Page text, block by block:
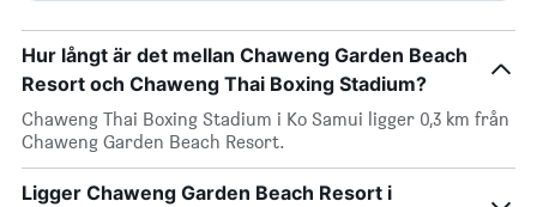
Hur långt är det mellan Chaweng Garden Beach
Resort och Chaweng Thai Boxing Stadium?
Chaweng Thai Boxing Stadium i Ko Samui ligger 0,3 km från
Chaweng Garden Beach Resort.
Ligger Chaweng Garden Beach Resort i